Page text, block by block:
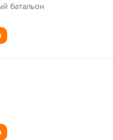
батальон